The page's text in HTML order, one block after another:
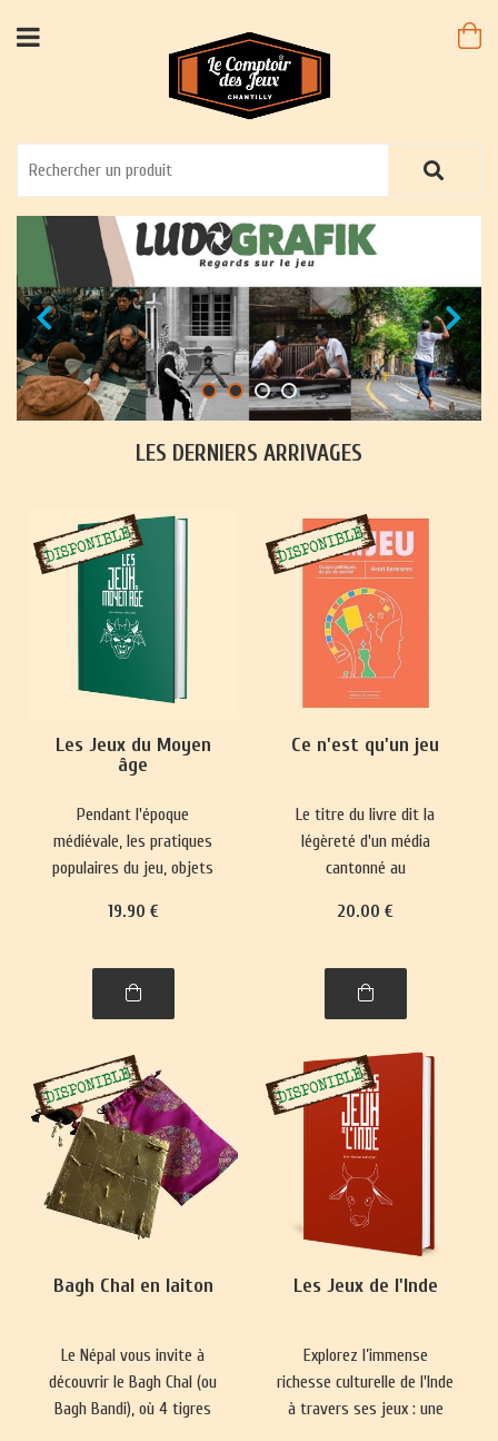
LES DERNIERS ARRIVAGES
Les Jeux du Moyen
âge
Pendant l'époque
médiévale, les pratiques
populaires du jeu, objets
fréquemment à des
Parallèlement, des jeux
plus complexes ont
classes sociales
aristocratiques.
19.90 €
Ce n'est qu'un jeu
Le titre du livre dit la
légèreté d'un média
cantonné au
mineure dans le paysage
réactualise nos
représentations du monde
sociales depuis 5000 ans.
20.00 €
Bagh Chal en laiton
Le Népal vous invite à
découvrir le Bagh Chal (ou
Bagh Bandi), où 4 tigres
Les Jeux de l'Inde
Explorez l’immense
richesse culturelle de l'Inde
à travers ses jeux : une